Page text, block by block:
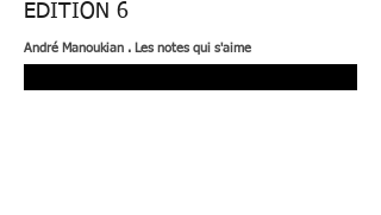
EDITION 6
André Manoukian . Les notes qui s'aime